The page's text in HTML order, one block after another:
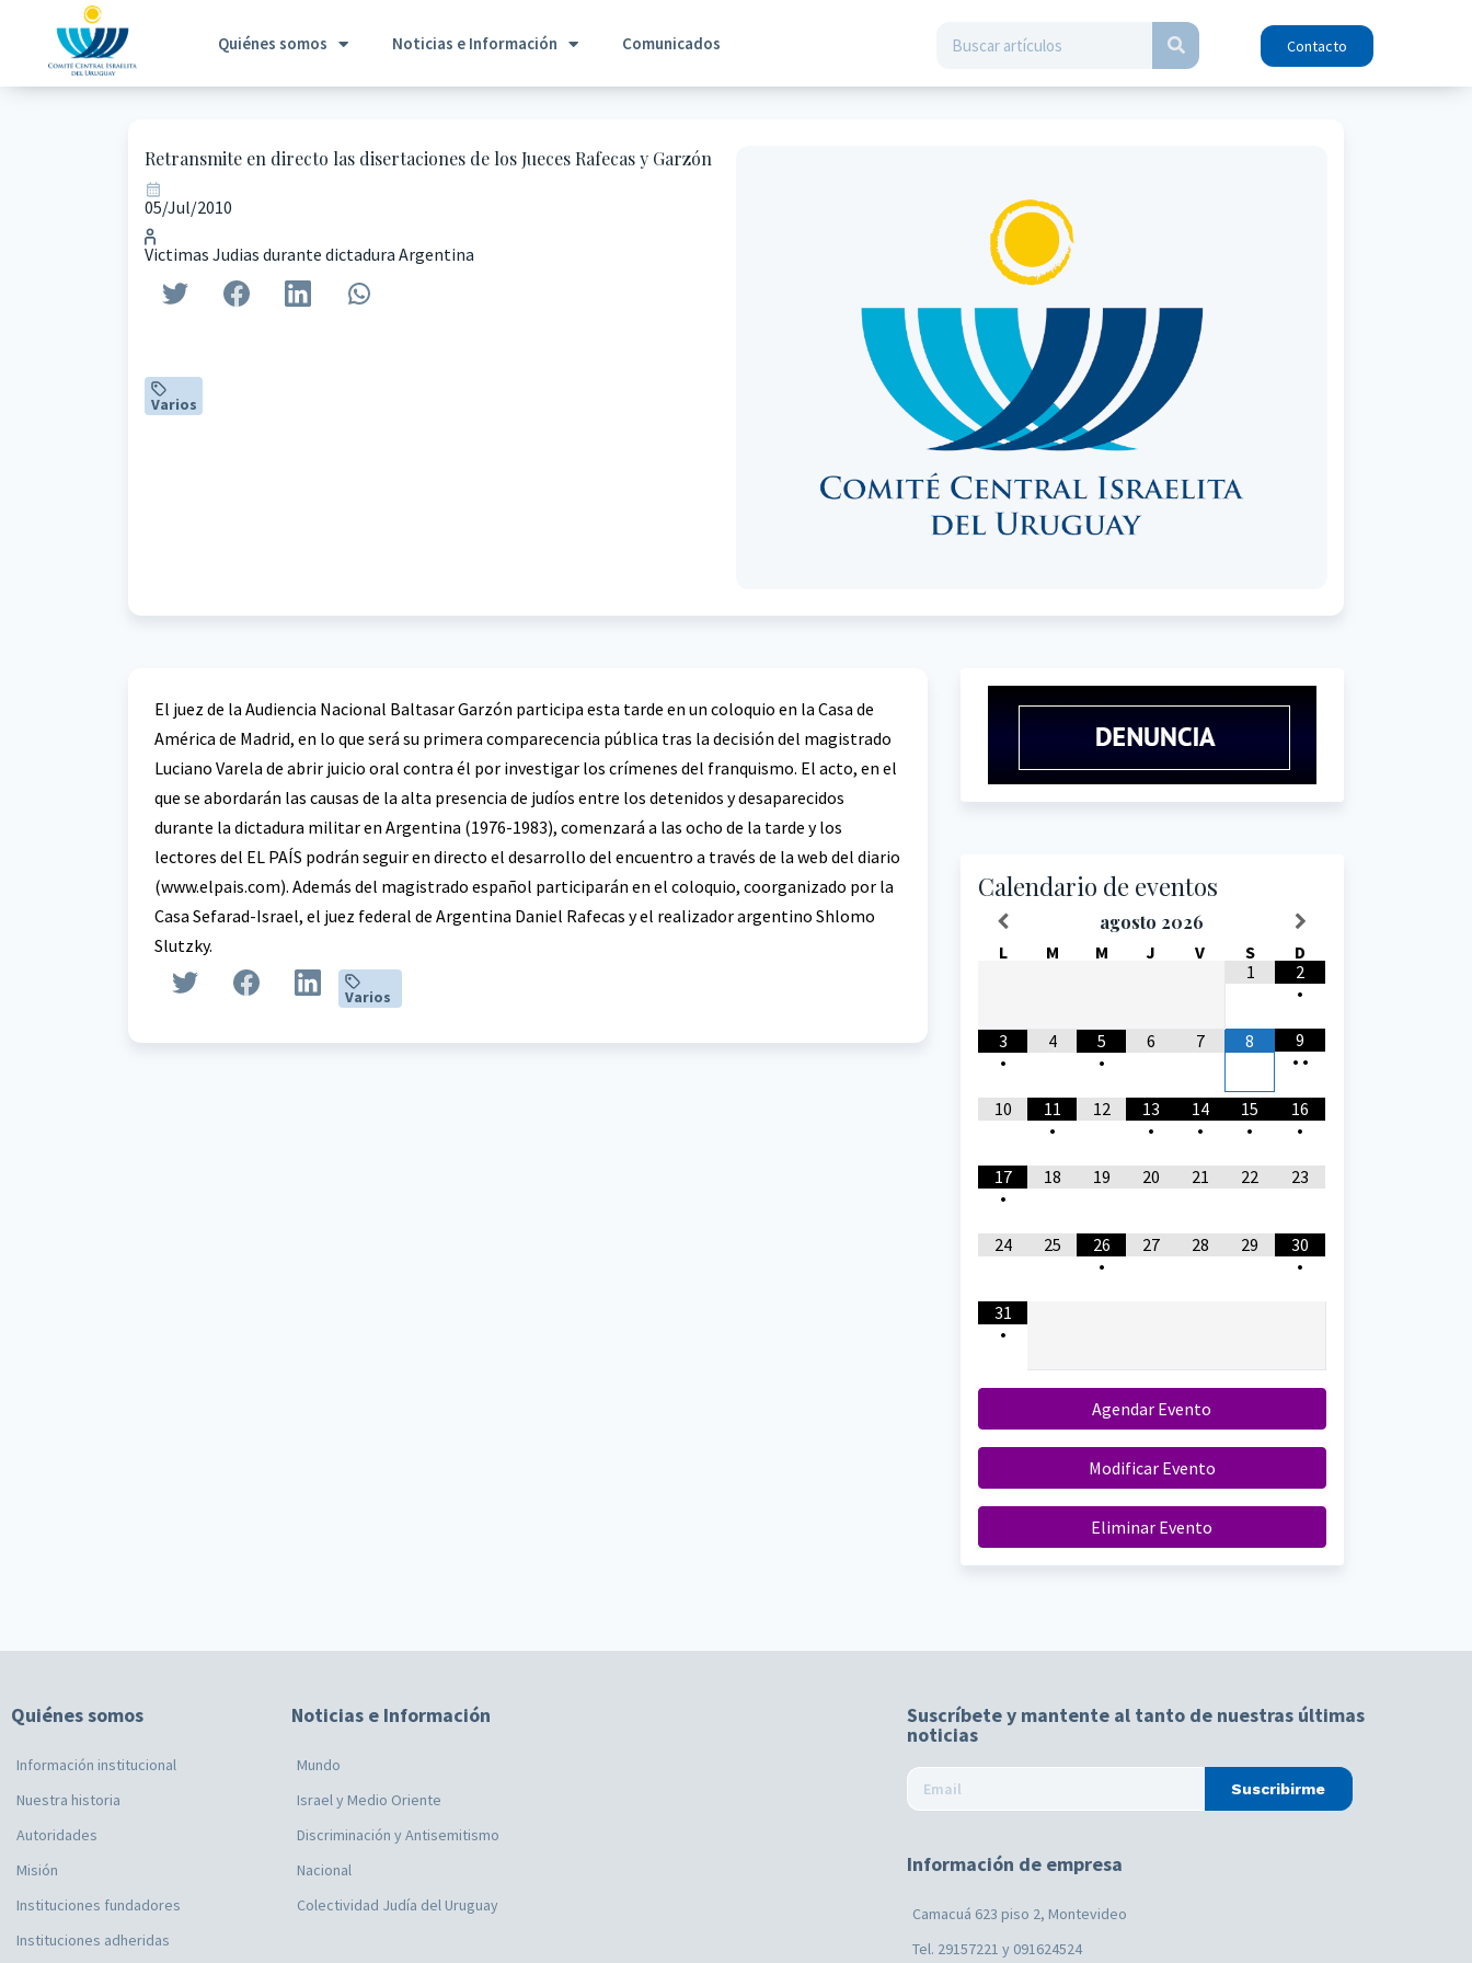
Quiénes somos Noticias e Información Comunicados Contacto
Retransmite en directo las disertaciones de los Jueces Rafecas y Garzón
05/Jul/2010
Victimas Judias durante dictadura Argentina
Varios
El juez de la Audiencia Nacional Baltasar Garzón participa esta tarde en un coloquio en la Casa de
América de Madrid, en lo que será su primera comparecencia pública tras la decisión del magistrado
Luciano Varela de abrir juicio oral contra él por investigar los crímenes del franquismo. El acto, en el
que se abordarán las causas de la alta presencia de judíos entre los detenidos y desaparecidos
durante la dictadura militar en Argentina (1976-1983), comenzará a las ocho de la tarde y los
lectores del EL PAÍS podrán seguir en directo el desarrollo del encuentro a través de la web del diario
(www.elpais.com). Además del magistrado español participarán en el coloquio, coorganizado por la
Casa Sefarad-Israel, el juez federal de Argentina Daniel Rafecas y el realizador argentino Shlomo
Slutzky.
Varios
Calendario de eventos
agosto 2026
L M M J V S
D
1
2
•
3
•
4
5
•
6 7 8
9
• •
10
11
•
12
13
•
14
•
15
•
16
•
17
•
18 19 20 21 22 23
24 25
26
•
27 28 29
30
•
31
•
Agendar Evento
Modificar Evento
Eliminar Evento
Quiénes somos
Información institucional
Nuestra historia
Autoridades
Misión
Instituciones fundadores
Instituciones adheridas
Noticias e Información
Mundo
Israel y Medio Oriente
Discriminación y Antisemitismo
Nacional
Colectividad Judía del Uruguay
Suscríbete y mantente al tanto de nuestras últimas
noticias
Suscribirme
Información de empresa
Camacuá 623 piso 2, Montevideo
Tel. 29157221 y 091624524